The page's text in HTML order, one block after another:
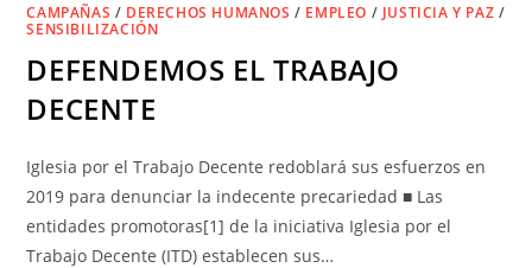
CAMPAÑAS / DERECHOS HUMANOS / EMPLEO / JUSTICIA Y PAZ /
SENSIBILIZACIÓN
DEFENDEMOS EL TRABAJO
DECENTE
Iglesia por el Trabajo Decente redoblará sus esfuerzos en
2019 para denunciar la indecente precariedad ■ Las
entidades promotoras[1] de la iniciativa Iglesia por el
Trabajo Decente (ITD) establecen sus…